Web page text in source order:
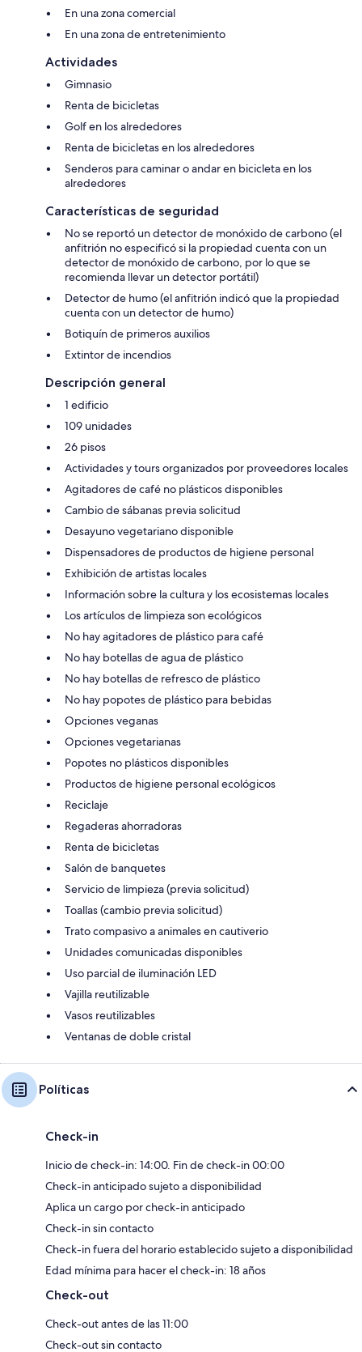
En una zona comercial
En una zona de entretenimiento
Actividades
Gimnasio
Renta de bicicletas
Golf en los alrededores
Renta de bicicletas en los alrededores
Senderos para caminar o andar en bicicleta en los
alrededores
Características de seguridad
No se reportó un detector de monóxido de carbono (el
anfitrión no especificó si la propiedad cuenta con un
detector de monóxido de carbono, por lo que se
recomienda llevar un detector portátil)
Detector de humo (el anfitrión indicó que la propiedad
cuenta con un detector de humo)
Botiquín de primeros auxilios
Extintor de incendios
Descripción general
1 edificio
109 unidades
26 pisos
Actividades y tours organizados por proveedores locales
Agitadores de café no plásticos disponibles
Cambio de sábanas previa solicitud
Desayuno vegetariano disponible
Dispensadores de productos de higiene personal
Exhibición de artistas locales
Información sobre la cultura y los ecosistemas locales
Los artículos de limpieza son ecológicos
No hay agitadores de plástico para café
No hay botellas de agua de plástico
No hay botellas de refresco de plástico
No hay popotes de plástico para bebidas
Opciones veganas
Opciones vegetarianas
Popotes no plásticos disponibles
Productos de higiene personal ecológicos
Reciclaje
Regaderas ahorradoras
Renta de bicicletas
Salón de banquetes
Servicio de limpieza (previa solicitud)
Toallas (cambio previa solicitud)
Trato compasivo a animales en cautiverio
Unidades comunicadas disponibles
Uso parcial de iluminación LED
Vajilla reutilizable
Vasos reutilizables
Ventanas de doble cristal
Políticas
Check-in
Inicio de check-in: 14:00. Fin de check-in 00:00
Check-in anticipado sujeto a disponibilidad
Aplica un cargo por check-in anticipado
Check-in sin contacto
Check-in fuera del horario establecido sujeto a disponibilidad
Edad mínima para hacer el check-in: 18 años
Check-out
Check-out antes de las 11:00
Check-out sin contacto